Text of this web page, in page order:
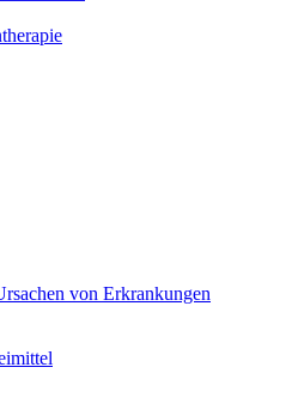
von Erkrankungen